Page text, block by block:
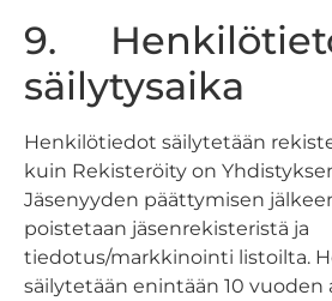
9.
säilytysaika
Henkilötiedot säilytetään
kuin Rekisteröity on
Jäsenyyden päättymisen
poistetaan jäsenrekisteristä ja
tiedotus/markkinointi listoilta.
säilytetään enintään 10 vuoden